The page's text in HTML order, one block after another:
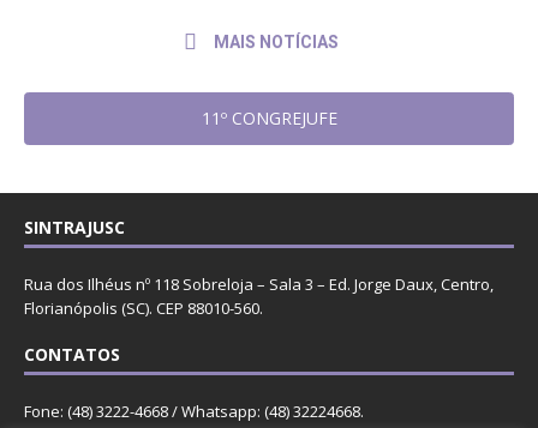
MAIS NOTÍCIAS
11º CONGREJUFE
SINTRAJUSC
Rua dos Ilhéus nº 118 Sobreloja – Sala 3 – Ed. Jorge Daux, Centro,
Florianópolis (SC). CEP 88010-560.
CONTATOS
Fone: (48) 3222-4668 / Whatsapp: (48) 32224668.